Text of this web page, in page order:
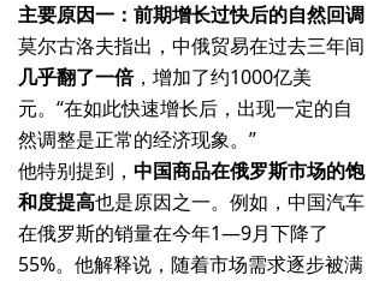
主要原因一：前期增长过快后的自然回调
莫尔古洛夫指出，中俄贸易在过去三年间
几乎翻了一倍，增加了约1000亿美
元。“在如此快速增长后，出现一定的自
然调整是正常的经济现象。”
他特别提到， 中国商品在俄罗斯市场的饱
和度提高也是原因之一。例如，中国汽车
在俄罗斯的销量在今年1—9月下降了
55%。他解释说，随着市场需求逐步被满